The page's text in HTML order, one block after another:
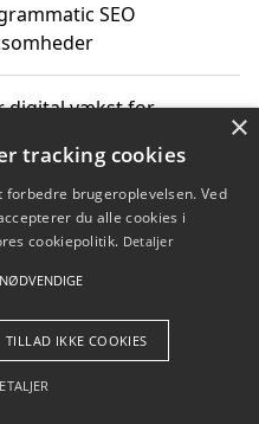
SEO
digital vækst for
for genbrug af elektronik
- Pilanto Aps
×
tracking cookies
brugeroplevelsen. Ved
du alle cookies i
cookiepolitik. Detaljer
TILLAD IKKE COOKIES